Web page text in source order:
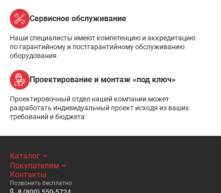
Сервисное обслуживание
Наши специалисты имеют компетенцию и аккредитацию
по гарантийному и постгарантийному обслуживанию
оборудования
Проектирование и монтаж «под ключ»
Проектировочный отдел нашей компании может
разработать индивидуальный проект исходя из ваших
требований и бюджета
Каталог
Покупателям
Контакты
Позвонить бесплатно